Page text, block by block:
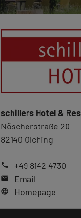
schillers Hotel &
Nöscherstraße 20
82140 Olching
phone +49 8142 4730
mail Email
language Homepage